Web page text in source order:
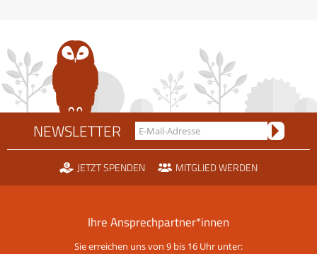
NEWSLETTER
JETZT SPENDEN MITGLIED WERDEN
Ihre Ansprechpartner*innen
Sie erreichen uns von 9 bis 16 Uhr unter: